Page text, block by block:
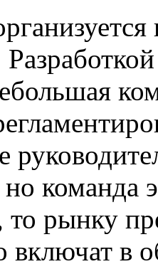
но команда
то рынку
включат в